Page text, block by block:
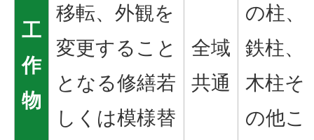
工
作
物
移転、外観を
変更すること
となる修繕若
しくは模様替
全域
共通
の柱、
鉄柱、
木柱そ
の他こ